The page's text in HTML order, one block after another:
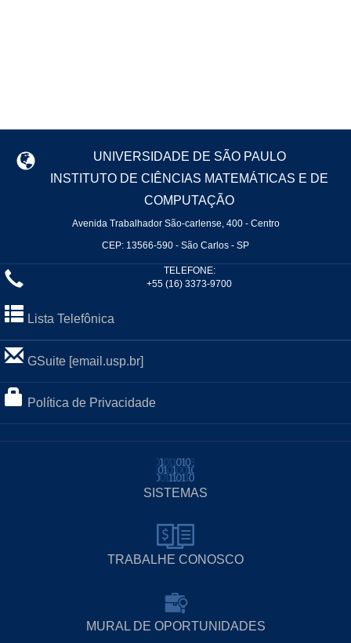
UNIVERSIDADE DE SÃO PAULO
INSTITUTO DE CIÊNCIAS MATEMÁTICAS E DE
COMPUTAÇÃO
Avenida Trabalhador São-carlense, 400 - Centro
CEP: 13566-590 - São Carlos - SP
TELEFONE:
+55 (16) 3373-9700
Lista Telefônica
GSuite [email.usp.br]
Política de Privacidade
SISTEMAS
TRABALHE CONOSCO
MURAL DE OPORTUNIDADES